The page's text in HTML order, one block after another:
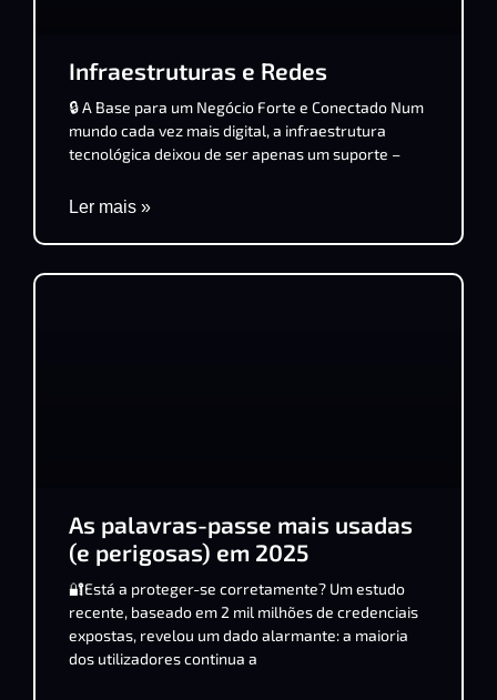
Infraestruturas e Redes
🔒 A Base para um Negócio Forte e Conectado Num
mundo cada vez mais digital, a infraestrutura
tecnológica deixou de ser apenas um suporte –
Ler mais »
As palavras-passe mais usadas
(e perigosas) em 2025
🔐Está a proteger-se corretamente? Um estudo
recente, baseado em 2 mil milhões de credenciais
expostas, revelou um dado alarmante: a maioria
dos utilizadores continua a